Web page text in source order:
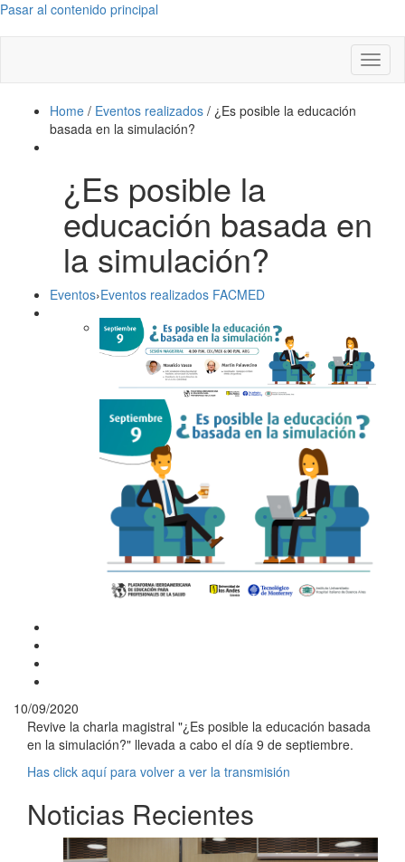
Pasar al contenido principal
Home / Eventos realizados / ¿Es posible la educación
basada en la simulación?
¿Es posible la
educación basada en
la simulación?
Eventos›Eventos realizados FACMED
10/09/2020
Revive la charla magistral "¿Es posible la educación basada
en la simulación?" llevada a cabo el día 9 de septiembre.
Has click aquí para volver a ver la transmisión
Noticias Recientes